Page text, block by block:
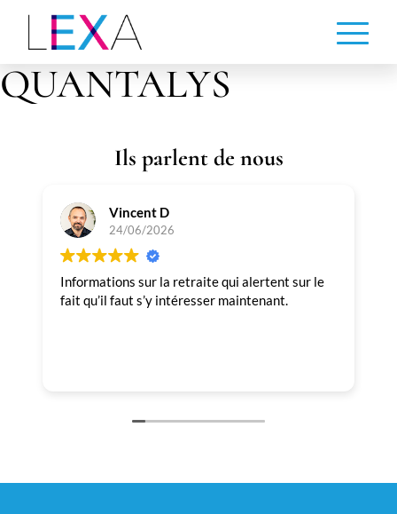
contenu
principal
QUANTALYS
Ils parlent de nous
Vincent D
24/06/2026
Informations sur la retraite qui alertent sur le
fait qu’il faut s’y intéresser maintenant.